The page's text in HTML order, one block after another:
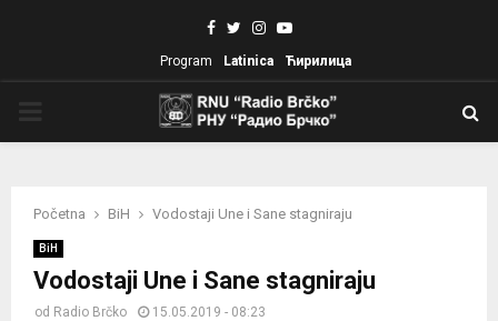
Facebook
TwitterInstagram
Youtube
Program Latinica Ћирилица
Početna BiH Vodostaji Une i Sane stagniraju
BiH
Vodostaji Une i Sane stagniraju
od Radio Brčko 15.05.2019 - 08:23